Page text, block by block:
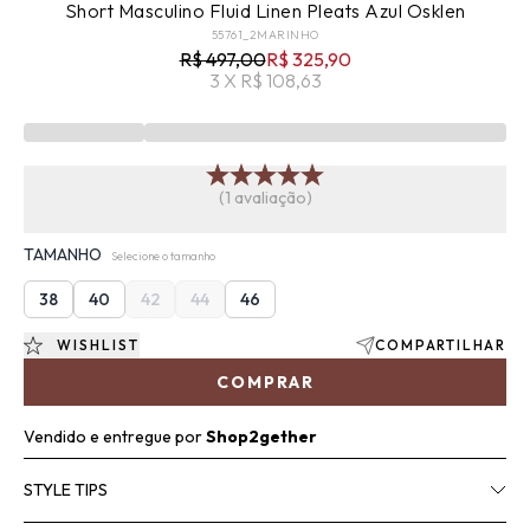
Short Masculino Fluid Linen Pleats Azul Osklen
55761_2MARINHO
R$ 497,00R$ 325,90
3 X R$ 108,63
(1 avaliação)
TAMANHO Selecione o tamanho
38 40 42 44 46
COMPRAR
WISHLIST COMPARTILHAR
Vendido e entregue porShop2gether
STYLE TIPS